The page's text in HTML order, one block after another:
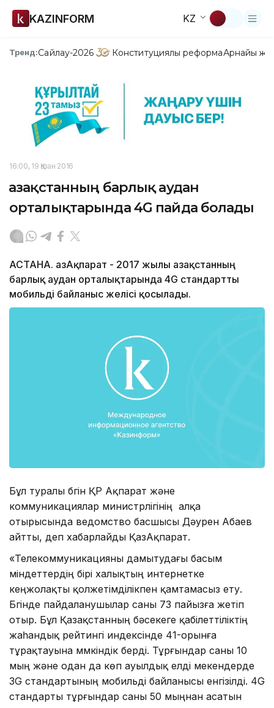
KAZINFORM KZ
Тренд:Сайлау-2026 Конституциялық реформаАрнайы
16:00, 19 Қазан 2016
Қазақстанның барлық аудан
орталықтарында 4G пайда болады
АСТАНА. ҚазАқпарат - 2017 жылы Қазақстанның
барлық аудан орталықтарында 4G стандартты
мобильді байланыс желісі қосылады.
Бұл туралы бүгін ҚР Ақпарат және
коммуникациялар министрлігінің алқа
отырысында ведомство басшысы Дәурен Абаев
айтты, деп хабарлайды ҚазАқпарат.
«Телекоммуникацияны дамытудағы басым
міндеттердің бірі халықтың интернетке
кеңжолақты қолжетімділікпен қамтамасыз ету.
Бүгінде пайдаланушылар саны 73 пайызға жетіп
отыр. Бұл Қазақстанның бәсекеге қабілеттіліктің
жаһандық рейтингі индексінде 41-орынға
тұрақтауына мүмкіндік берді. Тұрғындар саны 10
мың және одан да көп ауылдық елді мекендерде
3G стандартының мобильді байланысы енгізілді. 4G
стандарты тұрғындар саны 50 мыңнан асатын